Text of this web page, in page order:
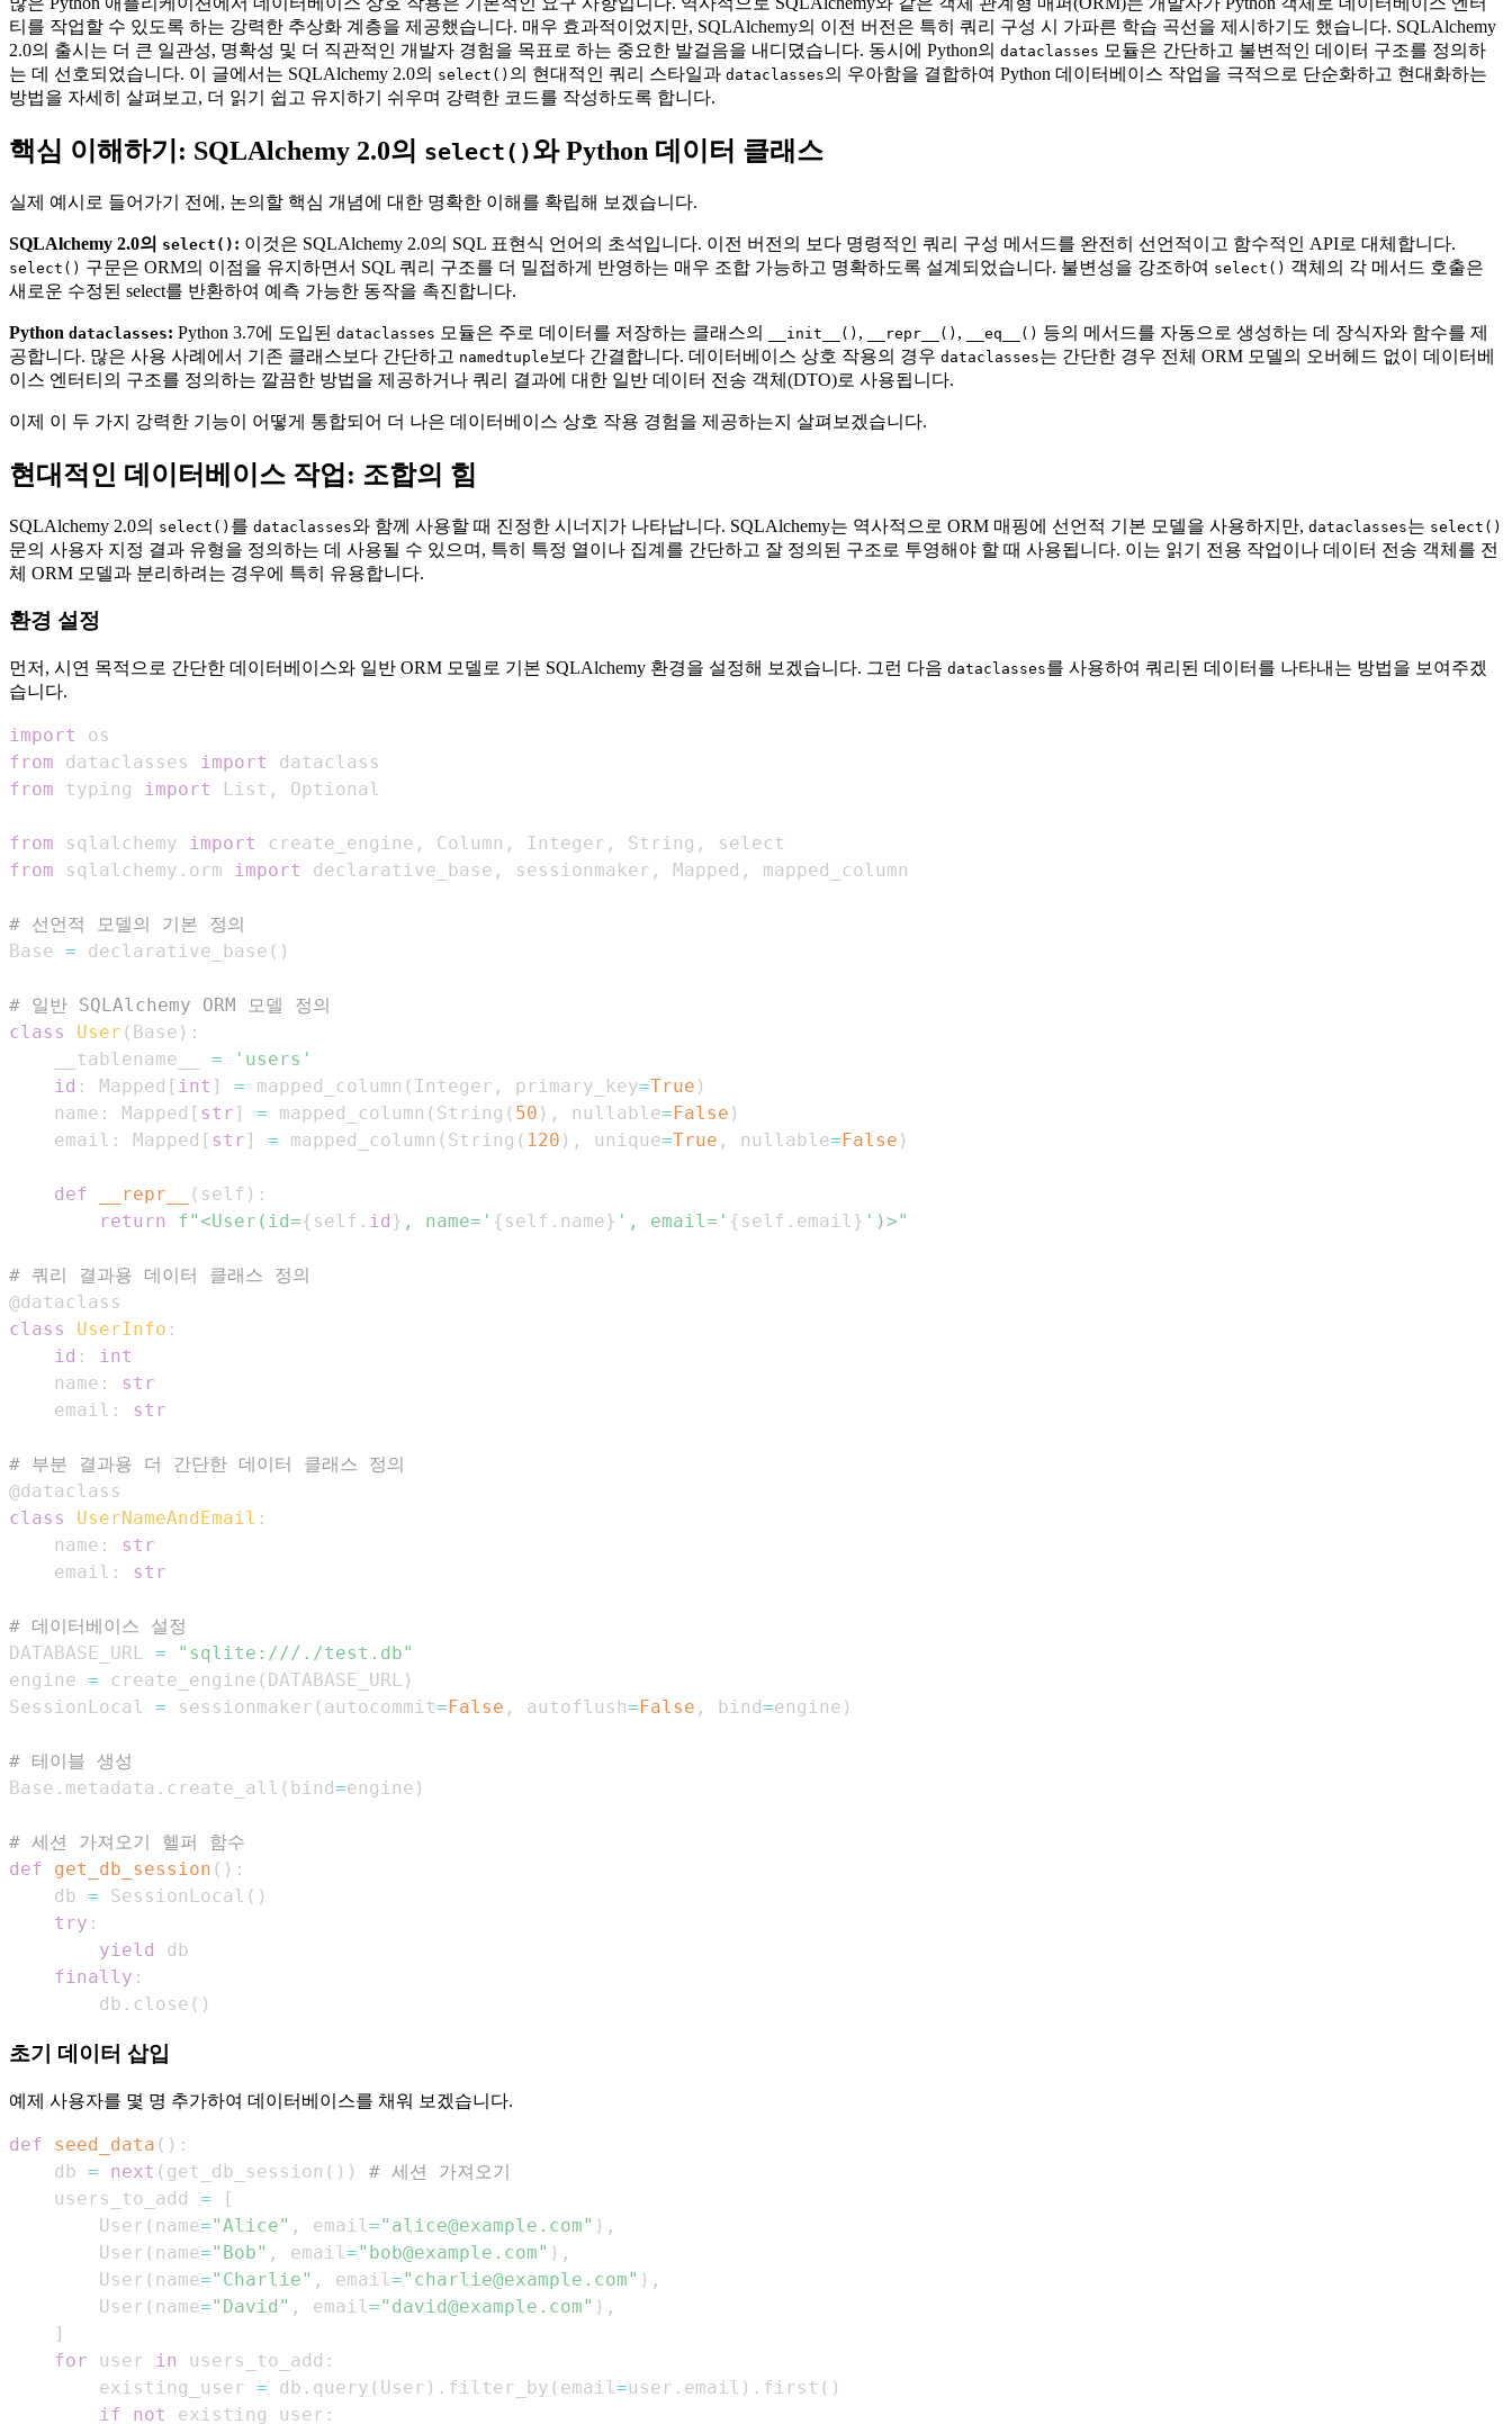
티를 작업할 수 있도록 하는 강력한 추상화 계층을 제공했습니다. 매우 효과적이었지만, SQLAlchemy의 이전 버전은 특히 쿼리 구성 시 가파른 학습 곡선을 제시하기도 했습니다. SQLAlchemy
2.0의 출시는 더 큰 일관성, 명확성 및 더 직관적인 개발자 경험을 목표로 하는 중요한 발걸음을 내디뎠습니다. 동시에 Python의 dataclasses 모듈은 간단하고 불변적인 데이터 구조를 정의하
는 데 선호되었습니다. 이 글에서는 SQLAlchemy 2.0의 select() 의 현대적인 쿼리 스타일과 dataclasses의 우아함을 결합하여 Python 데이터베이스 작업을 극적으로 단순화하고 현대화하는
방법을 자세히 살펴보고, 더 읽기 쉽고 유지하기 쉬우며 강력한 코드를 작성하도록 합니다.
핵심 이해하기: SQLAlchemy 2.0의 select()와 Python 데이터 클래스
실제 예시로 들어가기 전에, 논의할 핵심 개념에 대한 명확한 이해를 확립해 보겠습니다.
SQLAlchemy 2.0의 select() : 이것은 SQLAlchemy 2.0의 SQL 표현식 언어의 초석입니다. 이전 버전의 보다 명령적인 쿼리 구성 메서드를 완전히 선언적이고 함수적인 API로 대체합니다.
select() 구문은 ORM의 이점을 유지하면서 SQL 쿼리 구조를 더 밀접하게 반영하는 매우 조합 가능하고 명확하도록 설계되었습니다. 불변성을 강조하여 select() 객체의 각 메서드 호출은
새로운 수정된 select를 반환하여 예측 가능한 동작을 촉진합니다.
Python dataclasses: Python 3.7에 도입된 dataclasses 모듈은 주로 데이터를 저장하는 클래스의 __init__() , __repr__() , __eq__() 등의 메서드를 자동으로 생성하는 데 장식자와 함수를 제
공합니다. 많은 사용 사례에서 기존 클래스보다 간단하고 namedtuple 보다 간결합니다. 데이터베이스 상호 작용의 경우 dataclasses는 간단한 경우 전체 ORM 모델의 오버헤드 없이 데이터베
이스 엔터티의 구조를 정의하는 깔끔한 방법을 제공하거나 쿼리 결과에 대한 일반 데이터 전송 객체(DTO)로 사용됩니다.
이제 이 두 가지 강력한 기능이 어떻게 통합되어 더 나은 데이터베이스 상호 작용 경험을 제공하는지 살펴보겠습니다.
현대적인 데이터베이스 작업: 조합의 힘
SQLAlchemy 2.0의 select() 를 dataclasses와 함께 사용할 때 진정한 시너지가 나타납니다. SQLAlchemy는 역사적으로 ORM 매핑에 선언적 기본 모델을 사용하지만, dataclasses는 select()
문의 사용자 지정 결과 유형을 정의하는 데 사용될 수 있으며, 특히 특정 열이나 집계를 간단하고 잘 정의된 구조로 투영해야 할 때 사용됩니다. 이는 읽기 전용 작업이나 데이터 전송 객체를 전
체 ORM 모델과 분리하려는 경우에 특히 유용합니다.
환경 설정
먼저, 시연 목적으로 간단한 데이터베이스와 일반 ORM 모델로 기본 SQLAlchemy 환경을 설정해 보겠습니다. 그런 다음 dataclasses를 사용하여 쿼리된 데이터를 나타내는 방법을 보여주겠
습니다.
import
from dataclasses import
from typing import List ,
from sqlalchemy import create_engine , Column , Integer , String ,
from sqlalchemy . orm import declarative_base , sessionmaker , Mapped ,
# 선언적 모델의 기본 정의
Base = declarative_base ( )
# 일반 SQLAlchemy ORM 모델 정의
class
User ( Base ) :
    __tablename__
=
'users'
id : Mapped [ int ] = mapped_column ( Integer , primary_key=True )
    name
: Mapped [ str ] = mapped_column ( String ( 50 ) , nullable=False )
    email
: Mapped [ str ] = mapped_column ( String ( 120 ) , unique=True , nullable=False )
def __repr__ ( self ) :
return
f"<User(id={ self . id } , name=' { self . name} ', email=' { self . email } ')>"
# 쿼리 결과용 데이터 클래스 정의
@dataclass
class
UserInfo :
id :
int
    name
:
str
    email
: str
# 부분 결과용 더 간단한 데이터 클래스 정의
@dataclass
class
UserNameAndEmail :
    name
:
str
    email
: str
# 데이터베이스 설정
DATABASE_URL =
"sqlite:///./test.db"
engine = create_engine ( DATABASE_URL )
SessionLocal = sessionmaker ( autocommit=False , autoflush=False , bind=engine )
# 테이블 생성
Base . metadata . create_all ( bind=engine )
# 세션 가져오기 헬퍼 함수
def
get_db_session ( ) :
    db
= SessionLocal ( )
try :
yield
finally :
        db
. close ( )
초기 데이터 삽입
예제 사용자를 몇 명 추가하여 데이터베이스를 채워 보겠습니다.
def seed_data ( ) :
    db
= next ( get_db_session ( ) )
# 세션 가져오기
    users_to_add
=
[
        User
( name="Alice" , email ="alice@example.com" ) ,
        User
( name="Bob" , email ="bob@example.com" ) ,
        User
( name="Charlie" , email ="charlie@example.com" ) ,
        User
( name="David" , email ="david@example.com" ) ,
]
for user in users_to_add :
        existing_user
= db . query ( User ) . filter_by ( email =user . email ) . first ( )
if
not existing_user :